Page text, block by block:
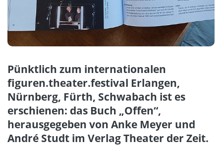
Pünktlich zum internationalen
figuren.theater.festival Erlangen,
Nürnberg, Fürth, Schwabach ist es
erschienen: das Buch „Offen“,
herausgegeben von Anke Meyer und
André Studt im Verlag Theater der Zeit.